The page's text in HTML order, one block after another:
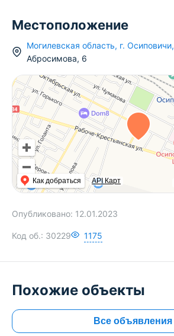
Местоположение
Могилевская область, г. Осиповичи,
Абросимова, 6
Как добраться API Карт
Опубликовано: 12.01.2023
Код об.: 30229 1175
Похожие объекты
Все объявления